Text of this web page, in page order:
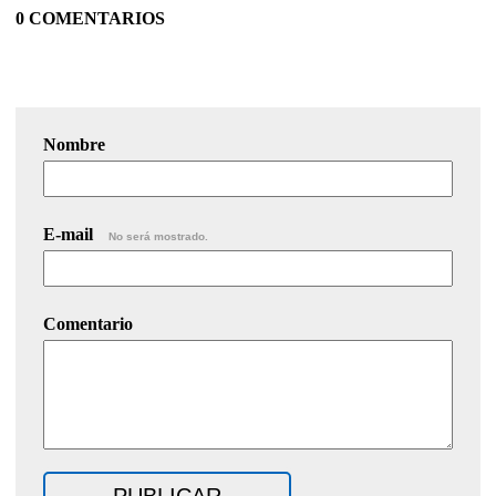
0 COMENTARIOS
Nombre
E-mail No será mostrado.
Comentario